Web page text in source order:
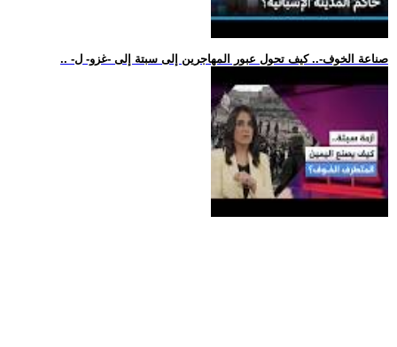
.. -صناعة الخوف-.. كيف تحول عبور المهاجرين إلى سبتة إلى -غزو- ل